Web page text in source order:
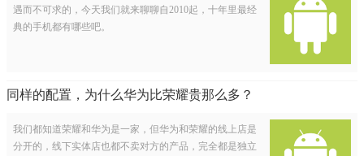
遇而不可求的，今天我们就来聊聊自2010起，十年里最经
典的手机都有哪些吧。
同样的配置，为什么华为比荣耀贵那么多？
我们都知道荣耀和华为是一家，但华为和荣耀的线上店是
分开的，线下实体店也都不卖对方的产品，完全都是独立